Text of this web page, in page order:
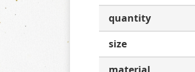
quantity
size